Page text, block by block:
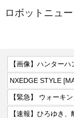
ロボットニュー
【画像】ハンター
【緊急】 ウォーキ
【速報】ひろゆき